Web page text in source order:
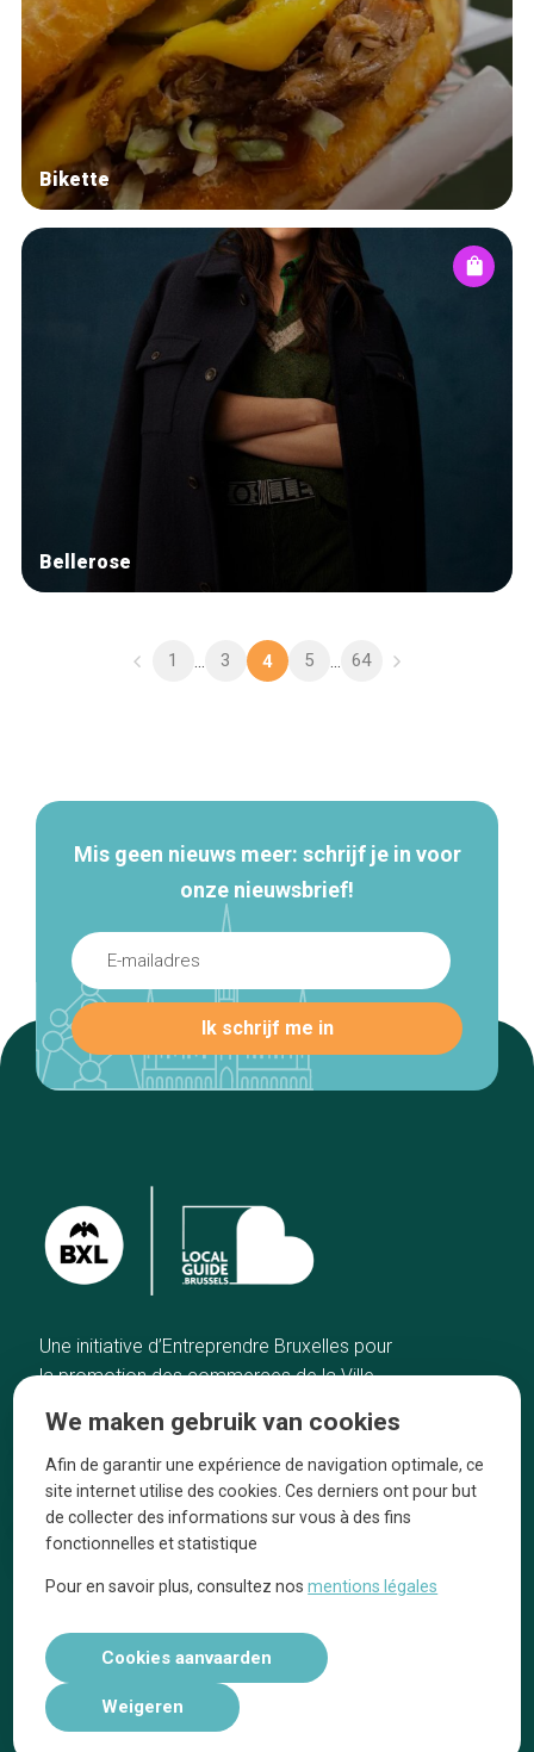
Bikette
Bellerose
1 ... 3 4 5 ... 64
Mis geen nieuws meer: schrijf je in voor
onze nieuwsbrief!
Une initiative d’Entreprendre Bruxelles pour
la promotion des commerces de la Ville
Home
De beste adressen
Blog
Winkelwijken
Tops 10
De ambachtslieden
Over ons
Ze praten over ons!
kennisgevingen
We maken gebruik van cookies
Afin de garantir une expérience de navigation optimale, ce
site internet utilise des cookies. Ces derniers ont pour but
de collecter des informations sur vous à des fins
fonctionnelles et statistique
Pour en savoir plus, consultez nosmentions légales
Cookies aanvaarden
Weigeren